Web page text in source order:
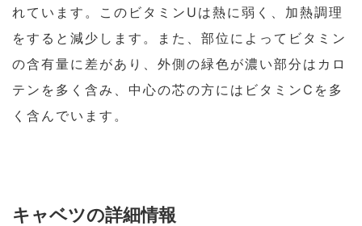
れています。このビタミンUは熱に弱く、加熱調理
をすると減少します。また、部位によってビタミン
の含有量に差があり、外側の緑色が濃い部分はカロ
テンを多く含み、中心の芯の方にはビタミンCを多
く含んでいます。
キャベツの詳細情報